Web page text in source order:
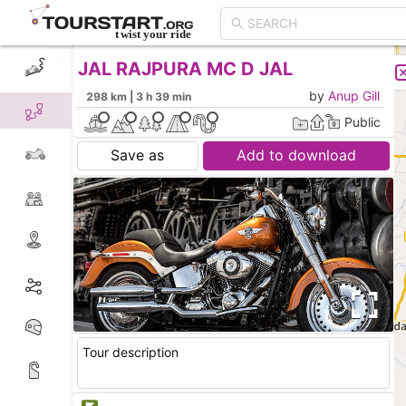
CREATE TOUR LIST
JAL RAJPURA MC D JAL
298 km | 3 h 39 min by Anup Gill
Public
Save as Add to download
Tour description